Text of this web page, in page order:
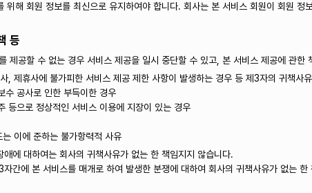
해 회원 정보를 최신으로 유지하여야 합니다. 회사는 본 서비스 회원이 회원 정
등
제공할 수 없는 경우 서비스 제공을 일시 중단할 수 있고, 본 서비스 제공에 관한
, 제휴사에 불가피한 서비스 제공 제한 사항이 발생하는 경우 등 제3자의 귀책사유
수 공사로 인한 부득이한 경우
등으로 정상적인 서비스 이용에 지장이 있는 경우
이에 준하는 불가항력적 사유
에 대하여는 회사의 귀책사유가 없는 한 책임지지 않습니다.
간에 본 서비스를 매개로 하여 발생한 분쟁에 대하여 회사의 귀책사유가 없는 한